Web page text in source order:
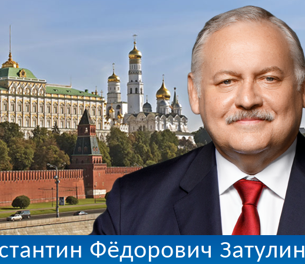
Фёдорович Затулин